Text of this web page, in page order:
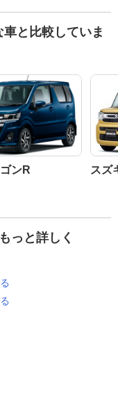
と比較していま
ンR スズ
っと詳しく